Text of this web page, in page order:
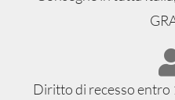
Diritto di recesso entro